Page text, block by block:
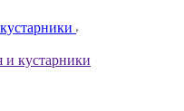
и кустарники